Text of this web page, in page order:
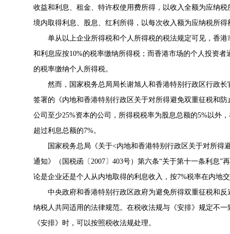
收益和利息、租金、特许权使用费所得，以收入全额为应纳
境内取得利息、股息、红利所得，以每次收入额为应纳税所
单从以上企业所得税和个人所得税的税法规定可见，香
和利息应按10%的税率缴纳所得税；而香港市场的个人投资
的税率缴纳个人所得税。
然而，国家税务总局局长谢旭人和香港特别行政区行政
签署的《内地和香港特别行政区关于对所得避免双重征税和
公司至少25%资本的公司，所得税税率为股息总额的5%以外
超过利息总额的7%。
国家税务总局《关于<内地和香港特别行政区关于对所
通知》（国税函〔2007〕403号）第六条“关于第十一条利息
论是企业还是个人从内地取得的利息收入，按7%税率在内地
中央政府和香港特别行政区政府为避免所得双重征税和
纳税人共同适用的法律规范。在税收法规与《安排》规定不
《安排》时，可以按照税收法规处理。